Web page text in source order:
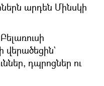
արդեն Մինսկի
վերածեցին`
դպրոցներ ու